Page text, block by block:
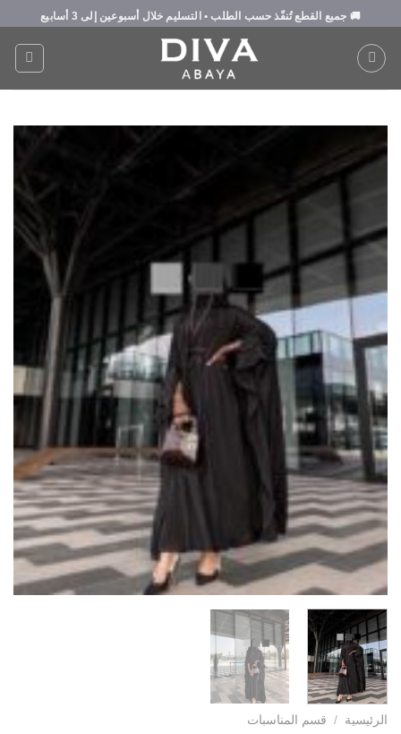
content
🚚 جميع القطع تُنفّذ حسب الطلب • التسليم خلال أسبوعين إلى 3 أسابيع
الرئيسية / قسم المناسبات